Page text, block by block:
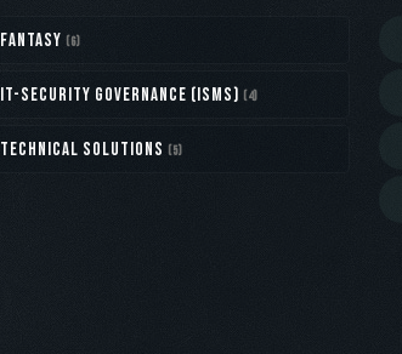
Fantasy (6)
IT-Security Governance (ISMS) (4)
Technical Solutions (5)